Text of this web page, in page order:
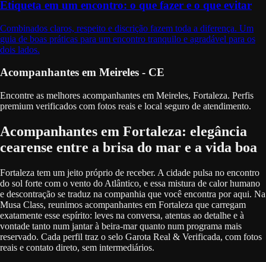
Etiqueta em um encontro: o que fazer e o que evitar
Combinados claros, respeito e discrição fazem toda a diferença. Um
guia de boas práticas para um encontro tranquilo e agradável para os
dois lados.
Acompanhantes em Meireles - CE
Encontre as melhores acompanhantes em Meireles, Fortaleza. Perfis
premium verificados com fotos reais e local seguro de atendimento.
Acompanhantes em Fortaleza: elegância
cearense entre a brisa do mar e a vida boa
Fortaleza tem um jeito próprio de receber. A cidade pulsa no encontro
do sol forte com o vento do Atlântico, e essa mistura de calor humano
e descontração se traduz na companhia que você encontra por aqui. Na
Musa Class, reunimos acompanhantes em Fortaleza que carregam
exatamente esse espírito: leves na conversa, atentas ao detalhe e à
vontade tanto num jantar à beira-mar quanto num programa mais
reservado. Cada perfil traz o selo Garota Real & Verificada, com fotos
reais e contato direto, sem intermediários.